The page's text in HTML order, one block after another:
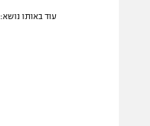
עוד באותו נושא: